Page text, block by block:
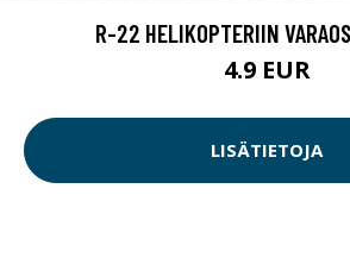
R-22 HELIKOPTERIIN
4.9 EUR
LISÄTIETOJA